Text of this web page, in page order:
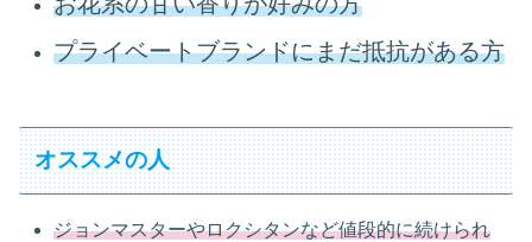
プライベートブランドにまだ抵抗がある方
オススメの人
ジョンマスターやロクシタンなど値段的に続けられ